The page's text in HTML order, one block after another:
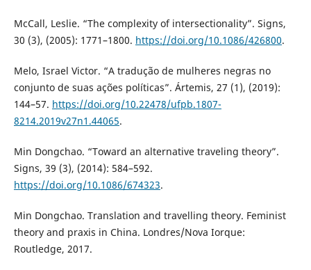
McCall, Leslie. “The complexity of intersectionality”. Signs,
30 (3), (2005): 1771–1800. https://doi.org/10.1086/426800.
Melo, Israel Victor. “A tradução de mulheres negras no
conjunto de suas ações políticas”. Ártemis, 27 (1), (2019):
144–57. https://doi.org/10.22478/ufpb.1807-
8214.2019v27n1.44065.
Min Dongchao. “Toward an alternative traveling theory”.
Signs, 39 (3), (2014): 584–592.
https://doi.org/10.1086/674323.
Min Dongchao. Translation and travelling theory. Feminist
theory and praxis in China. Londres/Nova Iorque:
Routledge, 2017.